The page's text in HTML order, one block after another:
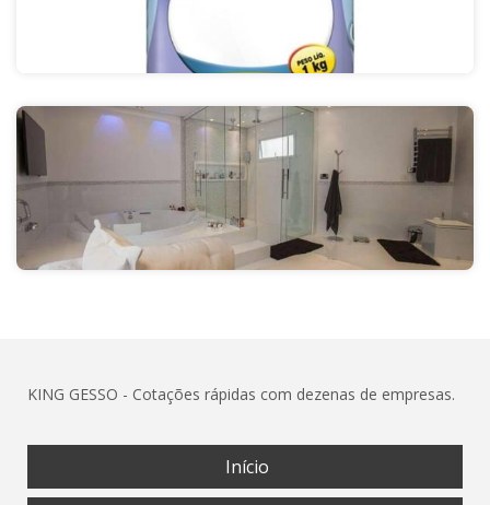
KING GESSO - Cotações rápidas com dezenas de empresas.
Início